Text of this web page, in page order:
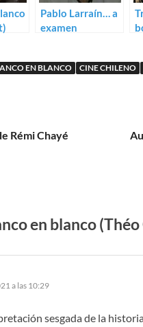
Pablo Larraín… a
examen
EN BLANCO CINE CHILENO
Rémi Chayé
en blanco
a las 10:29
sesgada de la